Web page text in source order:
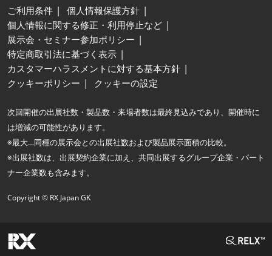
ご利用条件
個人情報保護方針
個人情報に関する修正・利用停止など
展示会・セミナー参加ポリシー
特定商取引法に基づく表示
カスタマーハラスメントに対する基本方針
クッキーポリシー
クッキーの設定
次回開催の出展社数・製品数・来場者数は最終見込みであり、開催時に
は増減の可能性があります。
※最大…同種の展示会との出展社数および製品展示面積の比較。
※出展社数は、出展契約企業に加え、共同出展するグループ企業・パート
ナー企業数も含みます。
Copyright © RX Japan GK